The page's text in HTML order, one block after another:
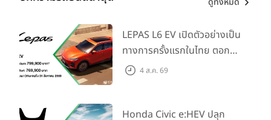
LEPAS L6 EV เปิดตัวอย่างเป็น
ทางการครั้งแรกในไทย ตอกย้ำ
วิสัยทัศน์ “Drive Your
4 ส.ค. 69
Honda Civic e:HEV ปลุก